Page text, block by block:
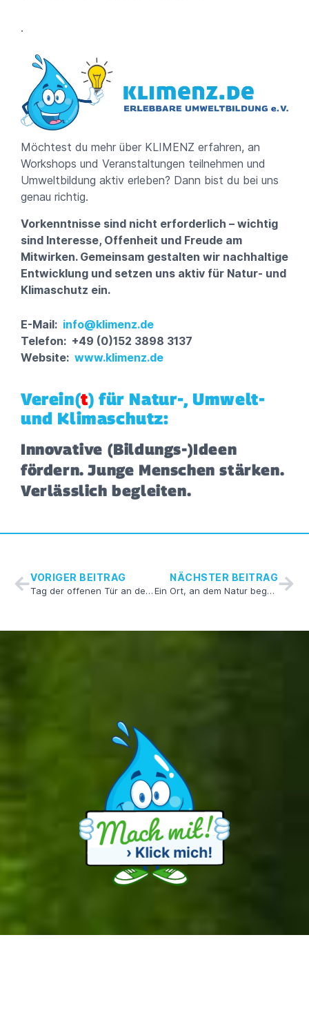
.
Möchtest du mehr über KLIMENZ erfahren, an
Workshops und Veranstaltungen teilnehmen und
Umweltbildung aktiv erleben? Dann bist du bei uns
genau richtig.
Vorkenntnisse sind nicht erforderlich – wichtig
sind Interesse, Offenheit und Freude am
Mitwirken. Gemeinsam gestalten wir nachhaltige
Entwicklung und setzen uns aktiv für Natur- und
Klimaschutz ein.
E-Mail: info@klimenz.de
Telefon: +49 (0)152 3898 3137
Website: www.klimenz.de
Verein(t) für Natur-, Umwelt-
und Klimaschutz:
Innovative (Bildungs-)Ideen
fördern. Junge Menschen stärken.
Verlässlich begleiten.
VORIGER BEITRAG
Tag der offenen Tür an der CHR-Schule
NÄCHSTER BEITRAG
Ein Ort, an dem Natur begeistert und Zukunft wächst.